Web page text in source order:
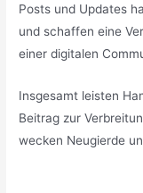
Posts und Updates
und schaffen eine
einer digitalen
Insgesamt leisten
Beitrag zur
wecken Neugierde